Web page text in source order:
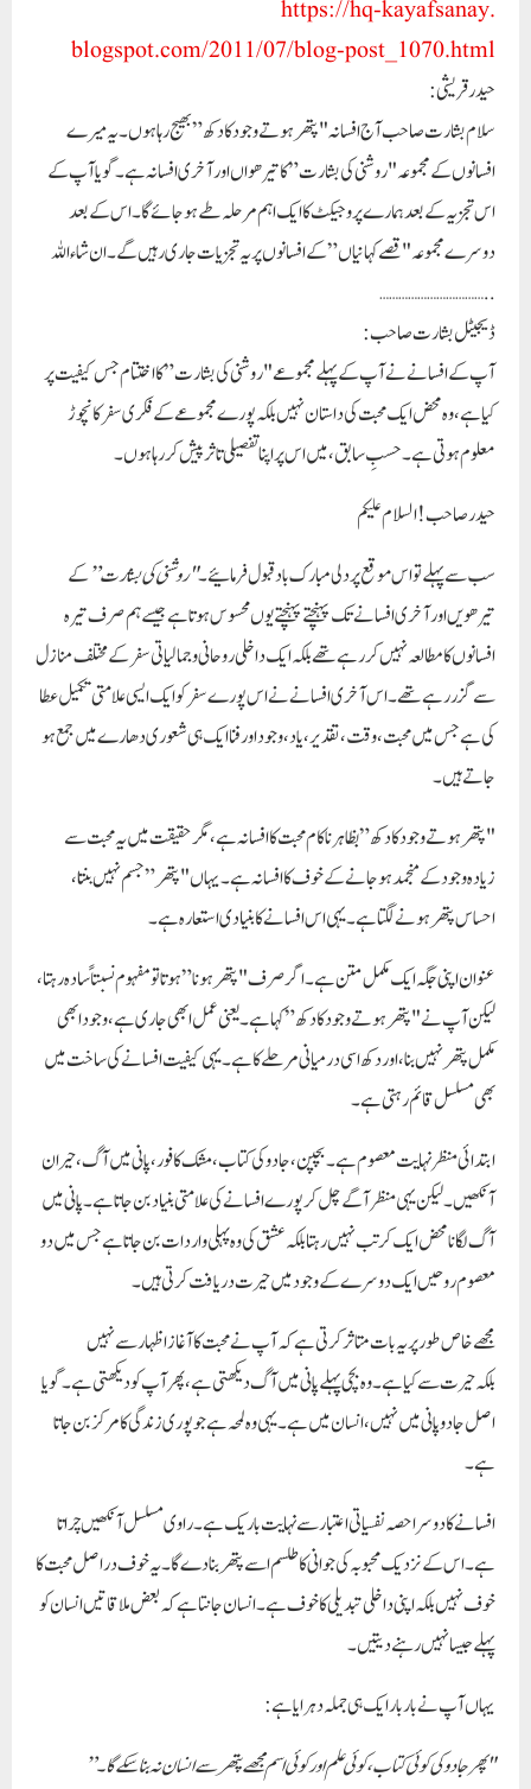
https://hq-kayafsanay.
blogspot.com/2011/07/blog-post_1070.html
حیدرقریشی :
سلام بشارت صاحب آج افسانہ "پتھر ہوتے وجود کا دکھ” بھیج رہا ہوں ۔یہ میرے
افسانوں کے مجموعہ "روشنی کی بشارت” کا تیرھواں اور آخری افسانہ ہے۔گویا آپ کے
اس تجزیہ کے بعد ہمارے پروجیکٹ کا ایک اہم مرحلہ طے ہو جائے گا۔اس کے بعد
دوسرے مجموعہ "قصے کہانیاں ” کے افسانوں پر یہ تجزیات جاری رہیں گے۔ان شاءاللہ
……………………………..
ڈیجیٹل بشارت صاحب:
آپ کے افسانے نے آپ کے پہلے مجموعے"روشنی کی بشارت”کا اختتام جس کیفیت پر
کیا ہے، وہ محض ایک محبت کی داستان نہیں بلکہ پورے مجموعے کے فکری سفر کا نچوڑ
معلوم ہوتی ہے۔ حسبِ سابق، میں اس پر اپنا تفصیلی تاثر پیش کر رہا ہوں۔
حیدر صاحب! السلام علیکم
سب سے پہلے تو اس موقع پر دلی مبارک باد قبول فرمائیے۔"روشنی کی بشارت”کے
تیرھویں اور آخری افسانے تک پہنچتے پہنچتے یوں محسوس ہوتا ہے جیسے ہم صرف تیرہ
افسانوں کا مطالعہ نہیں کر رہے تھے بلکہ ایک داخلی روحانی و جمالیاتی سفر کے مختلف منازل
سے گزر رہے تھے۔ اس آخری افسانے نے اس پورے سفر کو ایک ایسی علامتی تکمیل عطا
کی ہے جس میں محبت، وقت، تقدیر، یاد، وجود اور فنا ایک ہی شعوری دھارے میں جمع ہو
جاتے ہیں۔
"پتھر ہوتے وجود کا دکھ”بظاہر ناکام محبت کا افسانہ ہے، مگر حقیقت میں یہ محبت سے
زیادہوجود کے منجمد ہو جانے کے خوفکا افسانہ ہے۔ یہاں "پتھر” جسم نہیں بنتا،
احساس پتھر ہونے لگتا ہے۔ یہی اس افسانے کا بنیادی استعارہ ہے۔
عنوان اپنی جگہ ایک مکمل متن ہے۔ اگر صرف "پتھر ہونا” ہوتا تو مفہوم نسبتاً سادہ رہتا،
لیکن آپ نے"پتھر ہوتے وجود کا دکھ”کہا ہے۔ یعنی عمل ابھی جاری ہے، وجود ابھی
مکمل پتھر نہیں بنا، اور دکھ اسی درمیانی مرحلے کا ہے۔ یہی کیفیت افسانے کی ساخت میں
بھی مسلسل قائم رہتی ہے۔
ابتدائی منظر نہایت معصوم ہے۔ بچپن، جادو کی کتاب، مشک کافور، پانی میں آگ، حیران
آنکھیں۔ لیکن یہی منظر آگے چل کر پورے افسانے کی علامتی بنیاد بن جاتا ہے۔ پانی میں
آگ لگانا محض ایک کرتب نہیں رہتا بلکہ عشق کی وہ پہلی واردات بن جاتا ہے جس میں دو
معصوم روحیں ایک دوسرے کے وجود میں حیرت دریافت کرتی ہیں۔
مجھے خاص طور پر یہ بات متاثر کرتی ہے کہ آپ نے محبت کا آغازاظہارسے نہیں
بلکہحیرتسے کیا ہے۔ وہ بچی پہلے پانی میں آگ دیکھتی ہے، پھر آپ کو دیکھتی ہے۔ گویا
اصل جادو پانی میں نہیں، انسان میں ہے۔ یہی وہ لمحہ ہے جو پوری زندگی کا مرکز بن جاتا
ہے۔
افسانے کا دوسرا حصہ نفسیاتی اعتبار سے نہایت باریک ہے۔ راوی مسلسل آنکھیں چراتا
ہے۔ اس کے نزدیک محبوبہ کی جوانی کا طلسم اسے پتھر بنا دے گا۔ یہ خوف دراصل محبت کا
خوف نہیں بلکہ اپنی داخلی تبدیلی کا خوف ہے۔ انسان جانتا ہے کہ بعض ملاقاتیں انسان کو
پہلے جیسا نہیں رہنے دیتیں۔
یہاں آپ نے بار بار ایک ہی جملہ دہرایا ہے:
"پھر جادو کی کوئی کتاب، کوئی علم اور کوئی اسم مجھے پتھر سے انسان نہ بنا سکے گا۔”